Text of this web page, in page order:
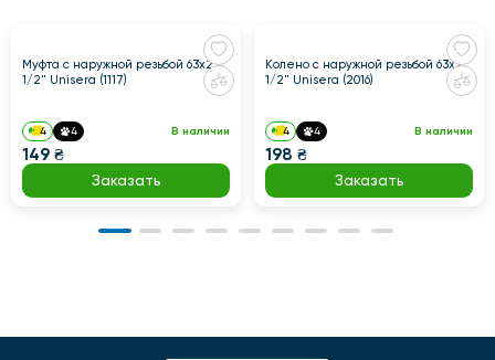
Муфта с наружной резьбой 63x2
1/2" Unisera (1117)
4 4 В наличии
149 ₴
Заказать
Колено с наружной резьбой 63x2
1/2" Unisera (2016)
4 4 В наличии
198 ₴
Заказать